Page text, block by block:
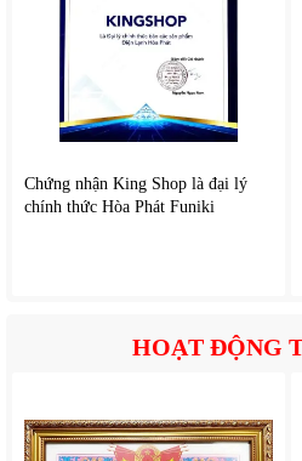
trực tiếp từ ổ cứng, USB, Wi-
dây - Bluetooth (nếu có) để
Điều này giúp tivi trở thành
hấp dẫn hơn, dù là khi xem
Chứng nhận King Shop là đại lý
chính thức Hòa Phát Funiki
HOẠT ĐỘNG